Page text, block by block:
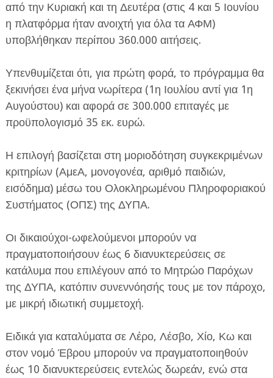
ΕΦΗΜΕΡΙΔΑ Η ΠΑΡΓΑ
από την Κυριακή και τη Δευτέρα (στις 4 και 5 Ιουνίου
η πλατφόρμα ήταν ανοιχτή για όλα τα ΑΦΜ)
υποβλήθηκαν περίπου 360.000 αιτήσεις.
Υπενθυμίζεται ότι, για πρώτη φορά, το πρόγραμμα θα
ξεκινήσει ένα μήνα νωρίτερα (1η Ιουλίου αντί για 1η
Αυγούστου) και αφορά σε 300.000 επιταγές με
προϋπολογισμό 35 εκ. ευρώ.
Η επιλογή βασίζεται στη μοριοδότηση συγκεκριμένων
κριτηρίων (ΑμεΑ, μονογονέα, αριθμό παιδιών,
εισόδημα) μέσω του Ολοκληρωμένου Πληροφοριακού
Συστήματος (ΟΠΣ) της ΔΥΠΑ.
Οι δικαιούχοι-ωφελούμενοι μπορούν να
πραγματοποιήσουν έως 6 διανυκτερεύσεις σε
κατάλυμα που επιλέγουν από το Μητρώο Παρόχων
της ΔΥΠΑ, κατόπιν συνεννόησής τους με τον πάροχο,
με μικρή ιδιωτική συμμετοχή.
Ειδικά για καταλύματα σε Λέρο, Λέσβο, Χίο, Κω και
στον νομό Έβρου μπορούν να πραγματοποιηθούν
έως 10 διανυκτερεύσεις εντελώς δωρεάν, ενώ στα